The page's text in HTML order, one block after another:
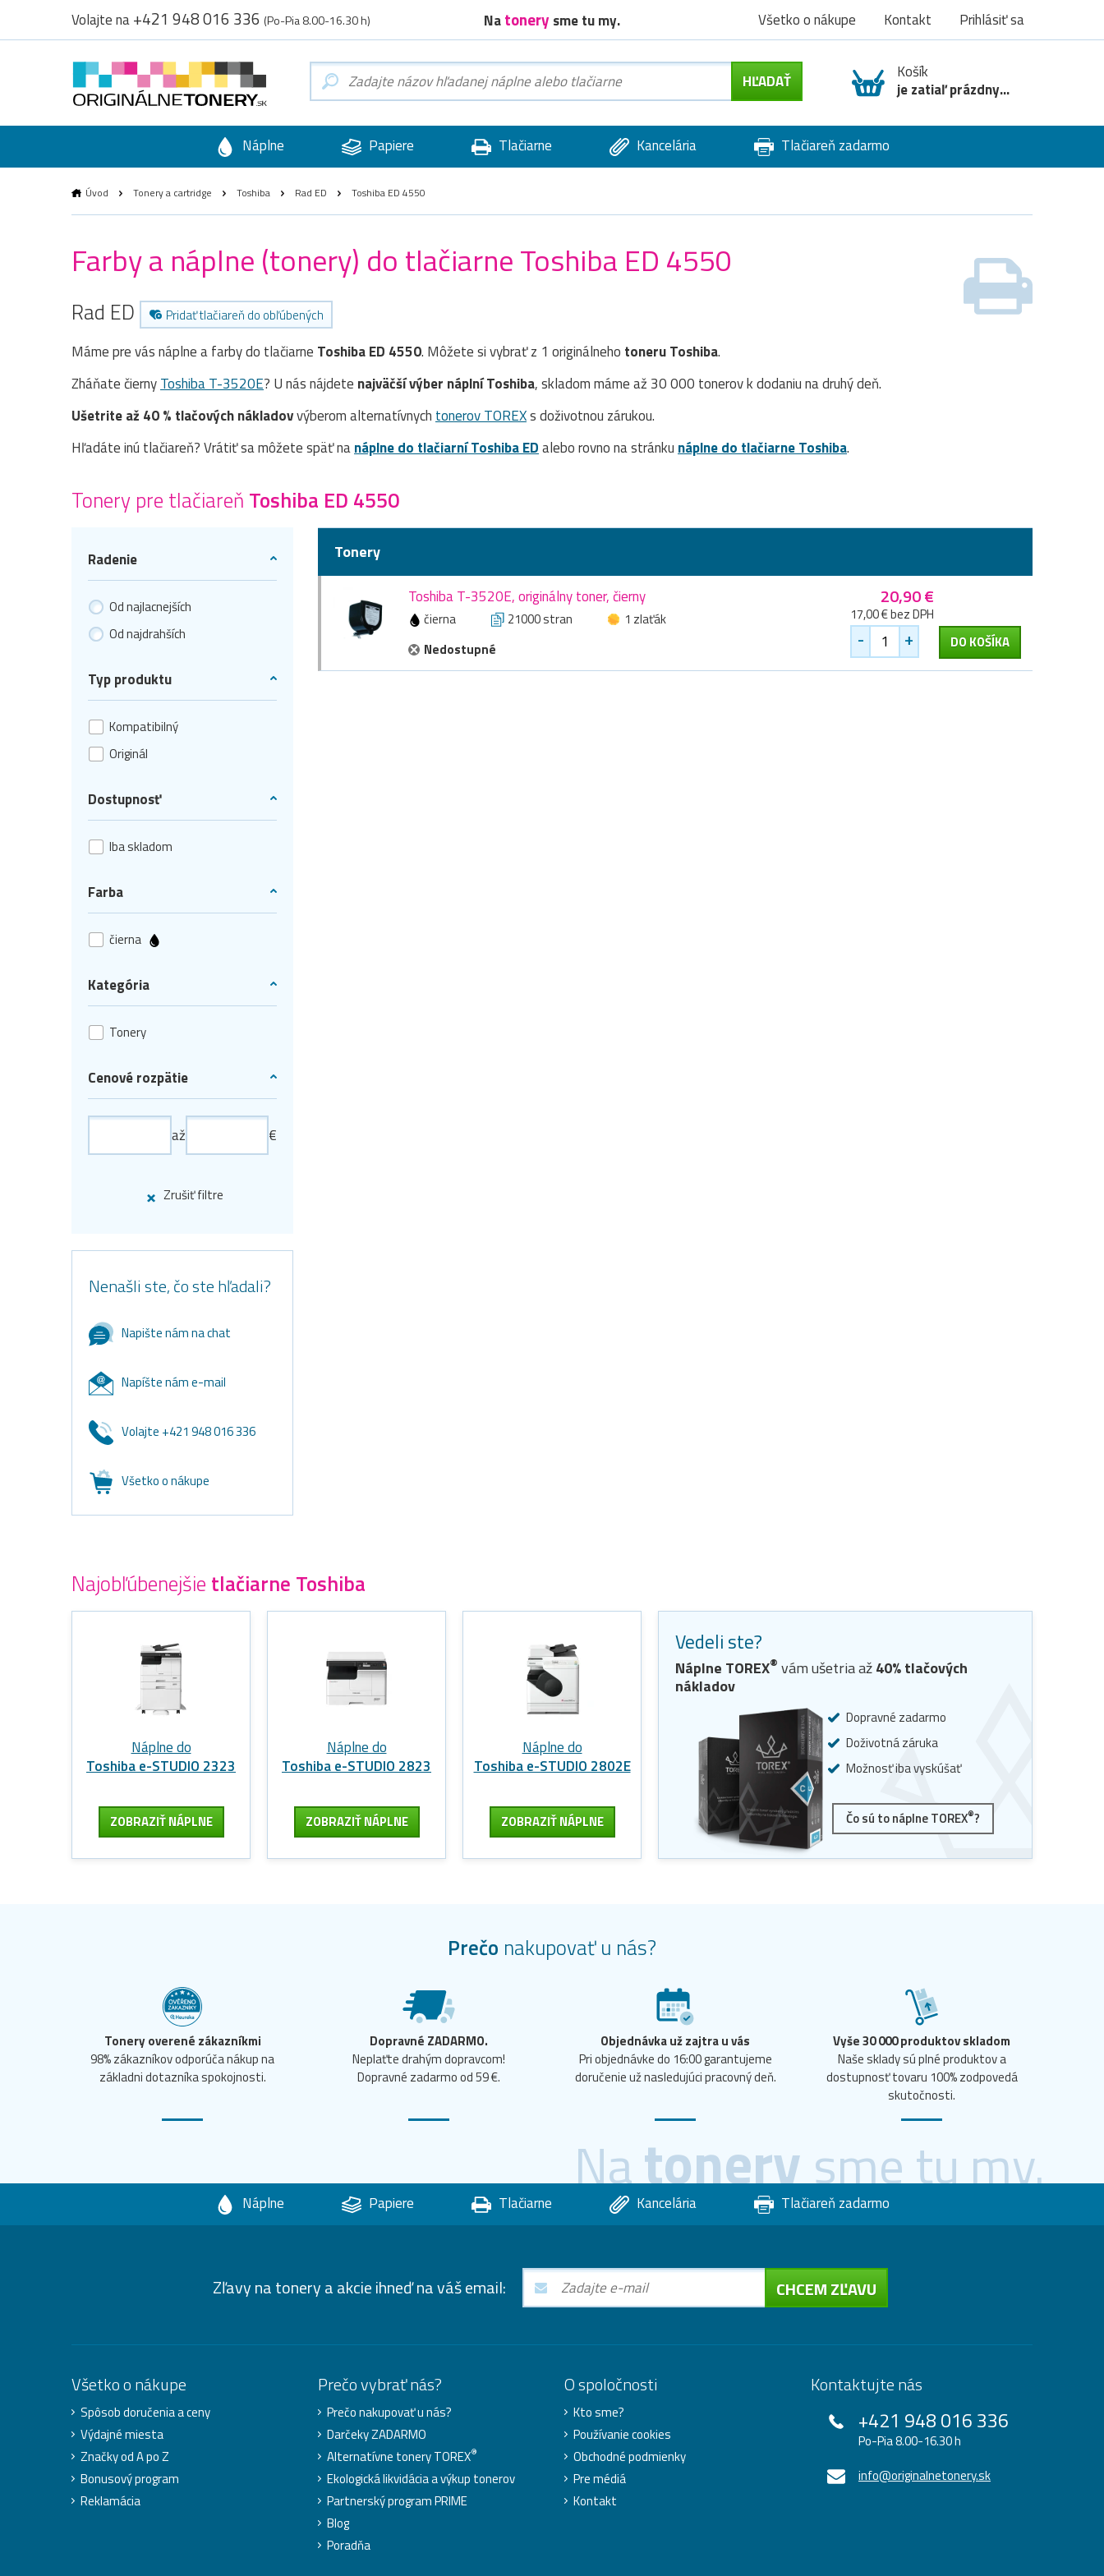
Volajte na+421 948 016 336 (Po-Pia 8.00-16.30 h) Natonery sme tu my. Všetko o nákupe Kontakt Prihlásiť sa
Košík
je zatiaľ prázdny...
Náplne Papiere Tlačiarne Kancelária Tlačiareň zadarmo
Úvod Tonery a cartridge Toshiba Rad ED Toshiba ED 4550
Farby a náplne (tonery) do tlačiarne Toshiba ED 4550
Rad ED Pridať tlačiareň do obľúbených
Máme pre vás náplne a farby do tlačiarne Toshiba ED 4550. Môžete si vybrať z 1 originálneho toneruToshiba.
Zháňate čiernyToshiba T-3520E? U nás nájdete najväčší výber náplní Toshiba, skladom máme až 30 000 tonerov k dodaniu na druhý deň.
Ušetrite až 40 % tlačových nákladovvýberom alternatívnych tonerov TOREXs doživotnou zárukou.
Hľadáte inú tlačiareň? Vrátiť sa môžete späť nanáplne do tlačiarní Toshiba EDalebo rovno na stránku náplne do tlačiarne Toshiba.
Tonery pre tlačiareň Toshiba ED 4550
Radenie
Od najlacnejších
Od najdrahších
Typ produktu
Kompatibilný
Originál
Dostupnosť
Iba skladom
Farba
čierna
Kategória
Tonery
Cenové rozpätie
až €
Zrušiť filtre
Nenašli ste, čo ste hľadali?
Napište nám na chat
Napíšte nám e-mail
Volajte +421 948 016 336
Všetko o nákupe
Tonery
Toshiba T-3520E, originálny toner, čierny
čierna 21000 stran
1 zlaťák
Nedostupné
20,90 €
17,00 € bez DPH
- + DO KOŠÍKA
Najobľúbenejšie tlačiarne Toshiba
Náplne do
Toshiba e-STUDIO 2323
ZOBRAZIŤ NÁPLNE
Náplne do
Toshiba e-STUDIO 2823
ZOBRAZIŤ NÁPLNE
Náplne do
Toshiba e-STUDIO 2802E
ZOBRAZIŤ NÁPLNE
Vedeli ste?
Náplne TOREX® vám ušetria až40% tlačových
nákladov
Dopravné zadarmo
Doživotná záruka
Možnosť iba vyskúšať
Čo sú to náplne TOREX®?
Prečo nakupovať u nás?
Tonery overené zákazníkmi
98% zákazníkov odporúča nákup na
základni dotazníka spokojnosti.
Dopravné ZADARMO.
Neplaťte drahým dopravcom!
Dopravné zadarmo od 59 €.
Objednávka už zajtra u vás
Pri objednávke do 16:00 garantujeme
doručenie už nasledujúci pracovný deň.
Vyše 30 000 produktov skladom
Naše sklady sú plné produktov a
dostupnosť tovaru 100% zodpovedá
skutočnosti.
Natonerysme tu my.
Náplne Papiere Tlačiarne Kancelária Tlačiareň zadarmo
Zľavy na tonery a akcie ihneď na váš email: CHCEM ZĽAVU
Všetko o nákupe
Spôsob doručenia a ceny
Výdajné miesta
Značky od A po Z
Bonusový program
Reklamácia
Prečo vybrať nás?
Prečo nakupovať u nás?
Darčeky ZADARMO
Alternatívne tonery TOREX®
Ekologická likvidácia a výkup tonerov
Partnerský program PRIME
Blog
Poradňa
O spoločnosti
Kto sme?
Používanie cookies
Obchodné podmienky
Pre médiá
Kontakt
Kontaktujte nás
+421 948 016 336
Po-Pia 8.00-16.30 h
info@originalnetonery.sk